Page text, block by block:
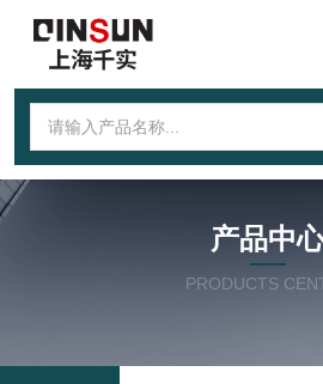
产品中
PRODUCTS